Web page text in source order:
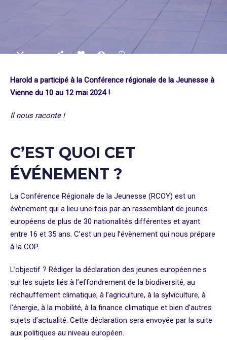
Harold a participé à la Conférence régionale de la Jeunesse à
Vienne du 10 au 12 mai 2024 !
Il nous raconte !
C’EST QUOI CET
ÉVÉNEMENT ?
La Conférence Régionale de la Jeunesse (RCOY) est un
évènement qui a lieu une fois par an rassemblant de jeunes
européens de plus de 30 nationalités différentes et ayant
entre 16 et 35 ans. C’est un peu l’évènement qui nous prépare
à la COP.
L’objectif ? Rédiger la déclaration des jeunes européen·ne·s
sur les sujets liés à l’effondrement de la biodiversité, au
réchauffement climatique, à l’agriculture, à la sylviculture, à
l’énergie, à la mobilité, à la finance climatique et bien d’autres
sujets d’actualité. Cette déclaration sera envoyée par la suite
aux politiques au niveau européen.